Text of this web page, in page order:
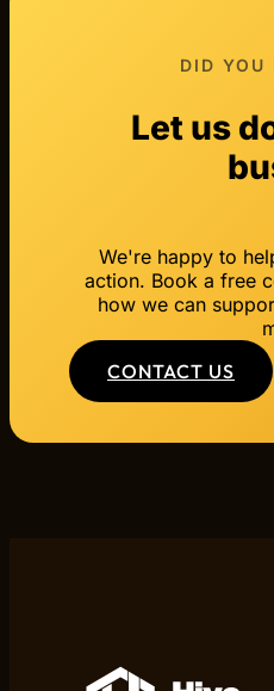
DID YOU
Let us
We're happy to
action. Book a free
how we can
CONTACT US